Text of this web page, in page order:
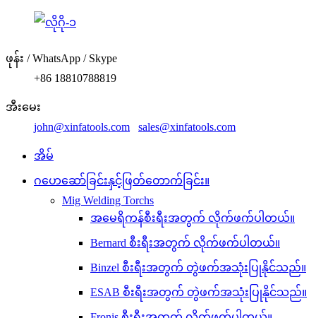
ဖုန်း / WhatsApp / Skype
+86 18810788819
အီးမေး
john@xinfatools.com
sales@xinfatools.com
အိမ်
ဂဟေဆော်ခြင်းနှင့်ဖြတ်တောက်ခြင်း။
Mig Welding Torchs
အမေရိကန်စီးရီးအတွက် လိုက်ဖက်ပါတယ်။
Bernard စီးရီးအတွက် လိုက်ဖက်ပါတယ်။
Binzel စီးရီးအတွက် တွဲဖက်အသုံးပြုနိုင်သည်။
ESAB စီးရီးအတွက် တွဲဖက်အသုံးပြုနိုင်သည်။